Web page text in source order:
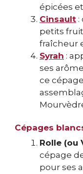
épicées
Cinsault :
petits
fraîcheur
Syrah :
ses
ce
Cépages
Rolle (ou
cépage
pour ses